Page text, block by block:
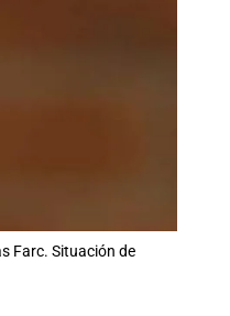
Farc. Situación de